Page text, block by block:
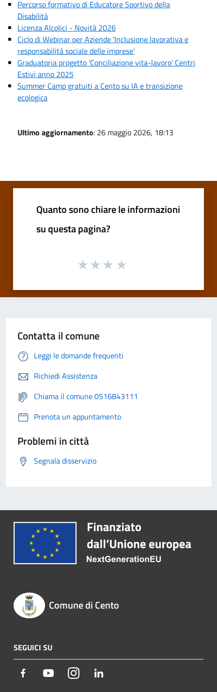
Percorso formativo di Educatore Sportivo della
Disabilità
Licenza Alcolici - Novità 2026
Ciclo di Webinar per Aziende 'Inclusione lavorativa e
responsabilità sociale delle imprese'
Graduatoria progetto 'Conciliazione vita-lavoro' Centri
Estivi anno 2025
Summer Camp gratuiti a Cento su IA e transizione
ecologica
Ultimo aggiornamento: 26 maggio 2026, 18:13
Quanto sono chiare le informazioni
su questa pagina?
Contatta il comune
Leggi le domande frequenti
Richiedi Assistenza
Chiama il comune 0516843111
Prenota un appuntamento
Problemi in città
Segnala disservizio
Comune di Cento
SEGUICI SU
Facebook YoutubeInstagram